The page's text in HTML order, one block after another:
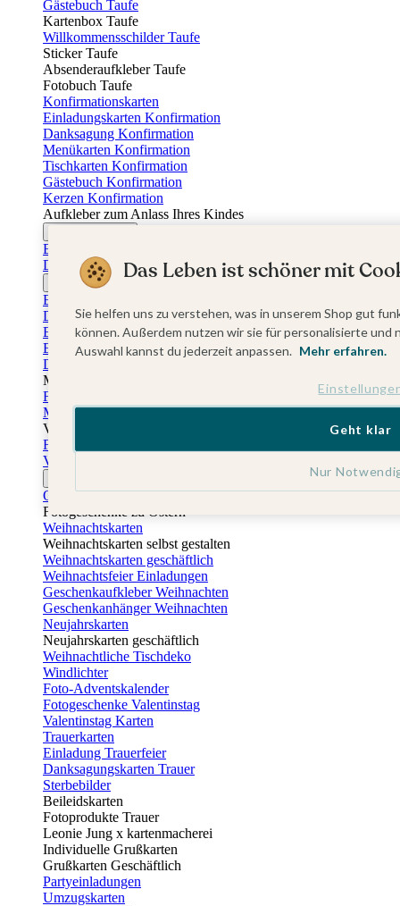
Gästebuch Taufe
Kartenbox Taufe
Willkommensschilder Taufe
Sticker Taufe
Absenderaufkleber Taufe
Fotobuch Taufe
Konfirmationskarten
Einladungskarten Konfirmation
Danksagung Konfirmation
Menükarten Konfirmation
Tischkarten Konfirmation
Gästebuch Konfirmation
Kerzen Konfirmation
Aufkleber zum Anlass Ihres Kindes
Einladungskarten Firmung
Dankeskarten Firmung
Jugendweihekarten
Einladungskarten Jugendweihe
Dankeskarten Jugendweihe
Einschulungskarten
Einladungskarten Einschulung
Danksagung Einschulung
Muttertag
Fotogeschenke Muttertag
Muttertagskarten
Vatertag
Fotogeschenke Vatertag
Vatertagskarten
Osterkarten
Fotogeschenke zu Ostern
Weihnachtskarten
Weihnachtskarten selbst gestalten
Weihnachtskarten geschäftlich
Weihnachtsfeier Einladungen
Geschenkaufkleber Weihnachten
Geschenkanhänger Weihnachten
Neujahrskarten
Neujahrskarten geschäftlich
Weihnachtliche Tischdeko
Windlichter
Foto-Adventskalender
Fotogeschenke Valentinstag
Valentinstag Karten
Trauerkarten
Einladung Trauerfeier
Danksagungskarten Trauer
Sterbebilder
Beileidskarten
Fotoprodukte Trauer
Leonie Jung x kartenmacherei
Individuelle Grußkarten
Grußkarten Geschäftlich
Partyeinladungen
Umzugskarten
Das Leben ist schöner mit
Sie helfen uns zu verstehen, was in unserem Shop gut
können. Außerdem nutzen wir sie für personalisierte
Auswahl kannst du jederzeit anpassen. Mehr erfahren.
Nur
Geht klar